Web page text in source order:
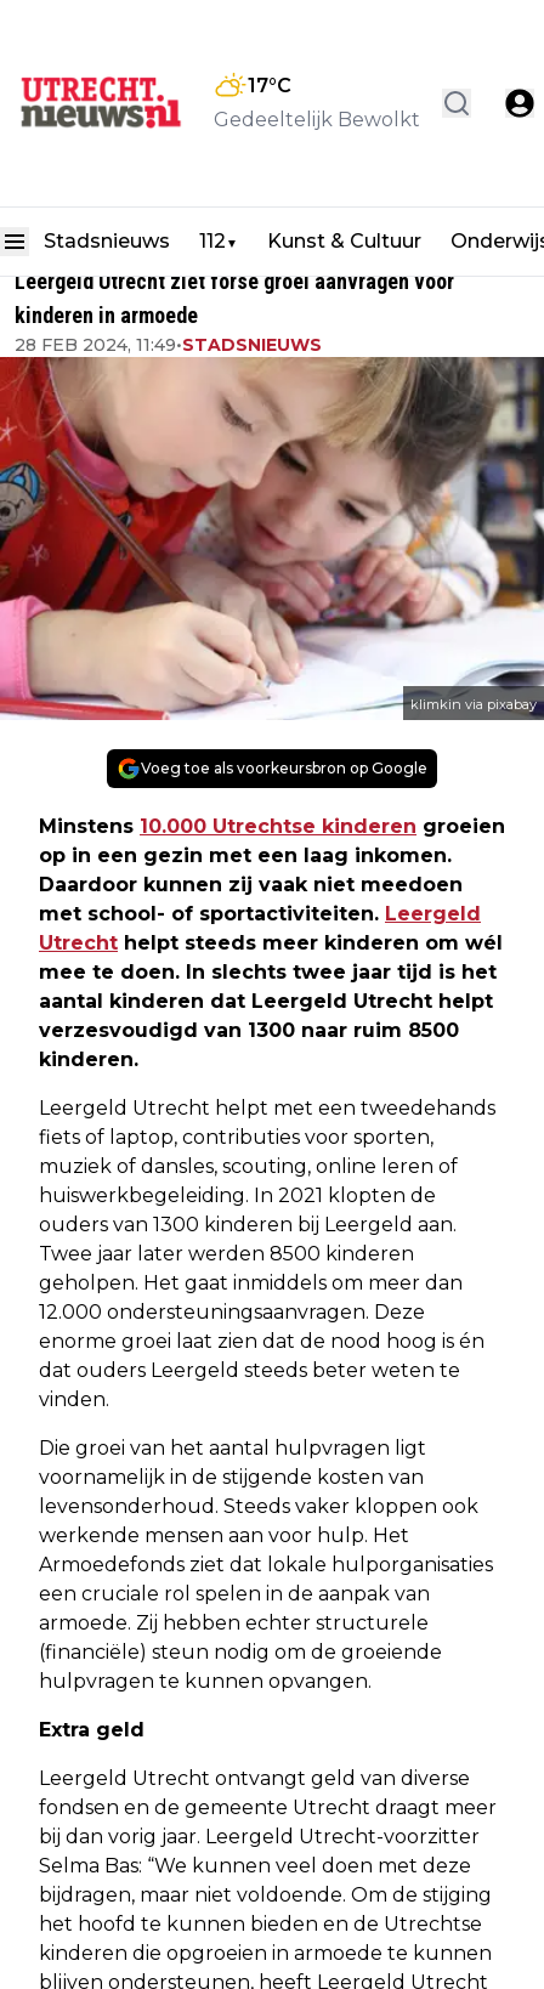
17°C
Gedeeltelijk Bewolkt
Stadsnieuws 112 ▼ Kunst & Cultuur
Leergeld Utrecht ziet forse groei aanvragen voor
kinderen in armoede
28 FEB 2024, 11:49•STADSNIEUWS
klimkin via pixabay
Voeg toe als voorkeursbron op Google
Minstens 10.000 Utrechtse kinderen groeien
op in een gezin met een laag inkomen.
Daardoor kunnen zij vaak niet meedoen
met school- of sportactiviteiten. Leergeld
Utrecht helpt steeds meer kinderen om wél
mee te doen. In slechts twee jaar tijd is het
aantal kinderen dat Leergeld Utrecht helpt
verzesvoudigd van 1300 naar ruim 8500
kinderen.
Leergeld Utrecht helpt met een tweedehands
fiets of laptop, contributies voor sporten,
muziek of dansles, scouting, online leren of
huiswerkbegeleiding. In 2021 klopten de
ouders van 1300 kinderen bij Leergeld aan.
Twee jaar later werden 8500 kinderen
geholpen. Het gaat inmiddels om meer dan
12.000 ondersteuningsaanvragen. Deze
enorme groei laat zien dat de nood hoog is én
dat ouders Leergeld steeds beter weten te
vinden.
Die groei van het aantal hulpvragen ligt
voornamelijk in de stijgende kosten van
levensonderhoud. Steeds vaker kloppen ook
werkende mensen aan voor hulp. Het
Armoedefonds ziet dat lokale hulporganisaties
een cruciale rol spelen in de aanpak van
armoede. Zij hebben echter structurele
(financiële) steun nodig om de groeiende
hulpvragen te kunnen opvangen.
Extra geld
Leergeld Utrecht ontvangt geld van diverse
fondsen en de gemeente Utrecht draagt meer
bij dan vorig jaar. Leergeld Utrecht-voorzitter
Selma Bas: “We kunnen veel doen met deze
bijdragen, maar niet voldoende. Om de stijging
het hoofd te kunnen bieden en de Utrechtse
kinderen die opgroeien in armoede te kunnen
blijven ondersteunen, heeft Leergeld Utrecht